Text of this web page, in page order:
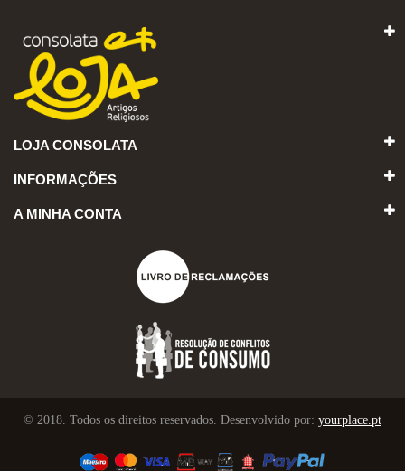
LOJA CONSOLATA
INFORMAÇÕES
A MINHA CONTA
© 2018. Todos os direitos reservados. Desenvolvido por: yourplace.pt